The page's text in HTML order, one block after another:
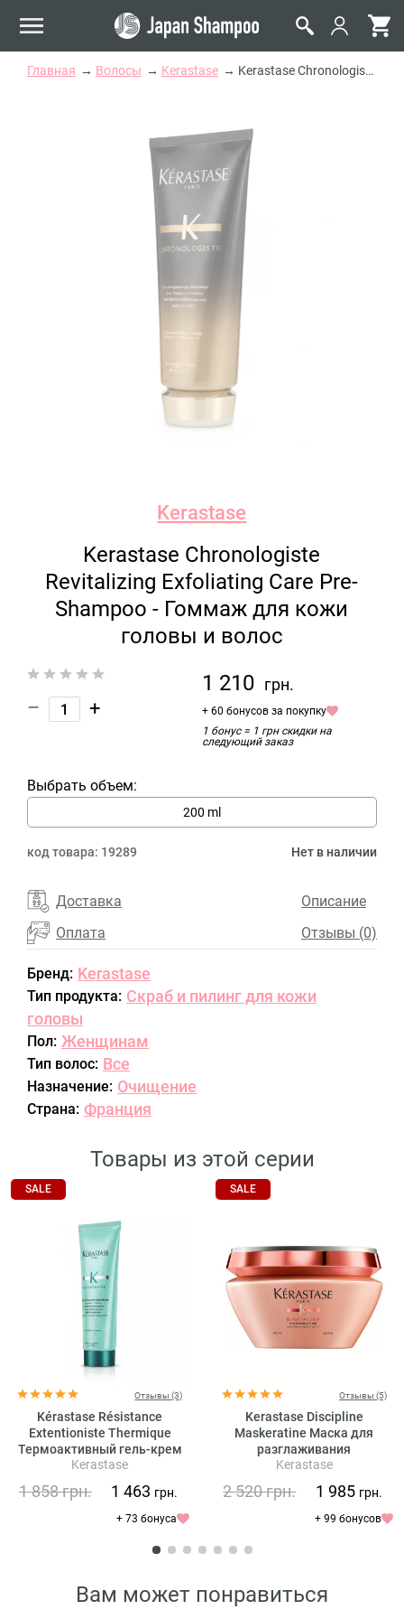
Главная Волосы Kerastase Kerastase Chronologiste Revitalizing Exfoliating Care Pre-Shampoo - Гоммаж для кожи головы и волос
Kerastase
Kerastase Chronologiste
Revitalizing Exfoliating Care Pre-
Shampoo - Гоммаж для кожи
головы и волос
– +
1 210 грн.
+ 60 бонусов за покупку
1 бонус = 1 грн скидки на
следующий заказ
Выбрать объем:
200 ml
код товара: 19289 Нет в наличии
Доставка
Оплата
Описание
Отзывы (0)
Бренд: Kerastase
Тип продукта: Скраб и пилинг для кожи
головы
Пол: Женщинам
Тип волос: Все
Назначение: Очищение
Страна: Франция
Товары из этой серии
SALE
Отзывы (3)
Kérastase Résistance
Extentioniste Thermique
Термоактивный гель-крем
для укрепления волос
Kerastase
1 858грн. 1 463 грн.
+ 73 бонуса
SALE
Отзывы (5)
Kerastase Discipline
Maskeratine Маска для
разглаживания
непослушных волос
Kerastase
2 520грн. 1 985 грн.
+ 99 бонусов
Вам может понравиться